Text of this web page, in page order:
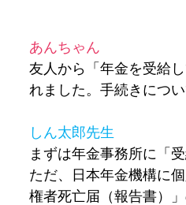
あんちゃん
友人から「年金を受給
れました。手続きにつ
しん太郎先生
まずは年金事務所に「
ただ、日本年金機構に
権者死亡届（報告書）